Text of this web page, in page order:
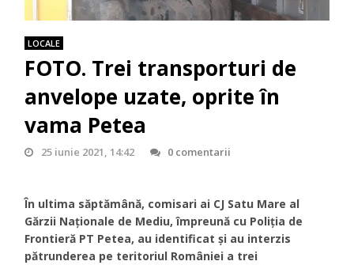
LOCALE
FOTO. Trei transporturi de
anvelope uzate, oprite în
vama Petea
25 iunie 2021, 14:42 0 comentarii
În ultima săptămână, comisari ai CJ Satu Mare al
Gărzii Naționale de Mediu, împreună cu Poliția de
Frontieră PT Petea, au identificat și au interzis
pătrunderea pe teritoriul României a trei